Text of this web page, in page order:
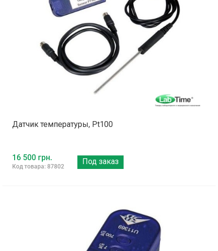
Датчик температуры, Pt100
16 500 грн.
Код товара: 87802
Под заказ